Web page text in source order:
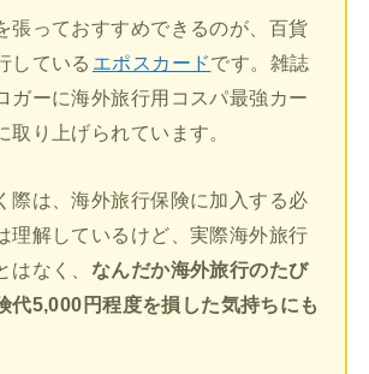
張っておすすめできるのが、百貨
している エポスカードです。雑誌
ガーに海外旅行用コスパ最強カー
取り上げられています。
際は、海外旅行保険に加入する必
理解しているけど、実際海外旅行
はなく、 なんだか海外旅行のたび
代5,000円程度を損した気持ちにも